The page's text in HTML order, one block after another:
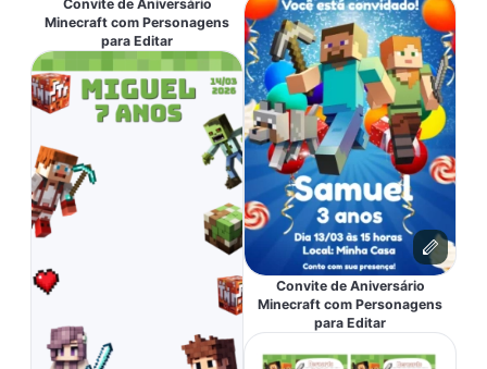
Convite de Aniversário
Minecraft com Personagens
para Editar
Convite de Aniversário
Minecraft com Personagens
para Editar